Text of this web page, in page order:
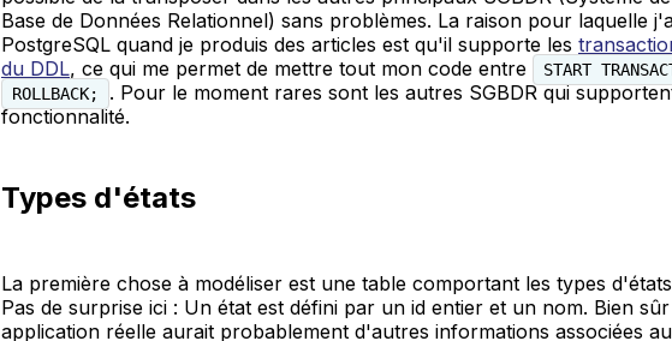
Base de Données Relationnel) sans problèmes. La raison pour laquelle
PostgreSQL quand je produis des articles est qu'il supporte les
du DDL, ce qui me permet de mettre tout mon code entre START
ROLLBACK;
. Pour le moment rares sont les autres SGBDR qui
fonctionnalité.
Types d'états
La première chose à modéliser est une table comportant les types
Pas de surprise ici : Un état est défini par un id entier et un nom. Bien
application réelle aurait probablement d'autres informations associées